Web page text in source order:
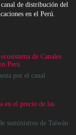
de distribución del
en el Perú.
de Canales
Perú
por el canal
en el precio de las
suministros de Taiwán